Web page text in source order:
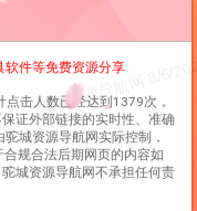
软件等免费资源分享
击人数已经达到1379次，
证外部链接的实时性、准确
城资源导航网实际控制，
规合法后期网页的内容如
城资源导航网不承担任何责